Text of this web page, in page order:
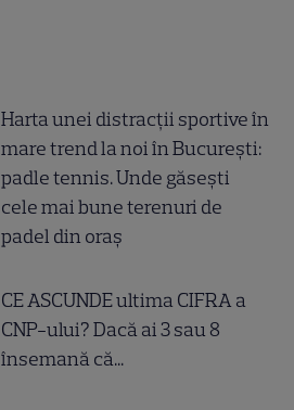
Harta unei distracții sportive în
mare trend la noi în București:
padle tennis. Unde găsești
cele mai bune terenuri de
padel din oraș
CE ASCUNDE ultima CIFRA a
CNP-ului? Dacă ai 3 sau 8
însemană că...